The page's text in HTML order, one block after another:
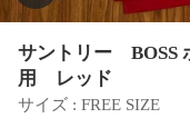
サントリー
用 レッド
サイズ : FREE SIZE